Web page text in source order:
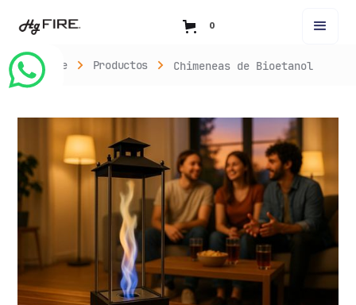
0
Home Productos Chimeneas de Bioetanol